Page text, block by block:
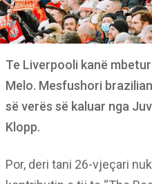
Te Liverpooli kanë
Melo. Mesfushori
së verës së kaluar nga
Klopp.
Por, deri tani 26-vjeçari